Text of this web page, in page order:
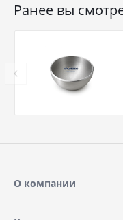
Ранее вы
О компании